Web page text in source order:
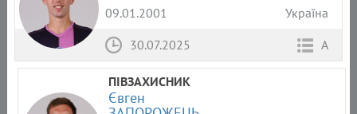
09.01.2001
Україна
30.07.2025
А
ПІВЗАХИСНИК
Євген